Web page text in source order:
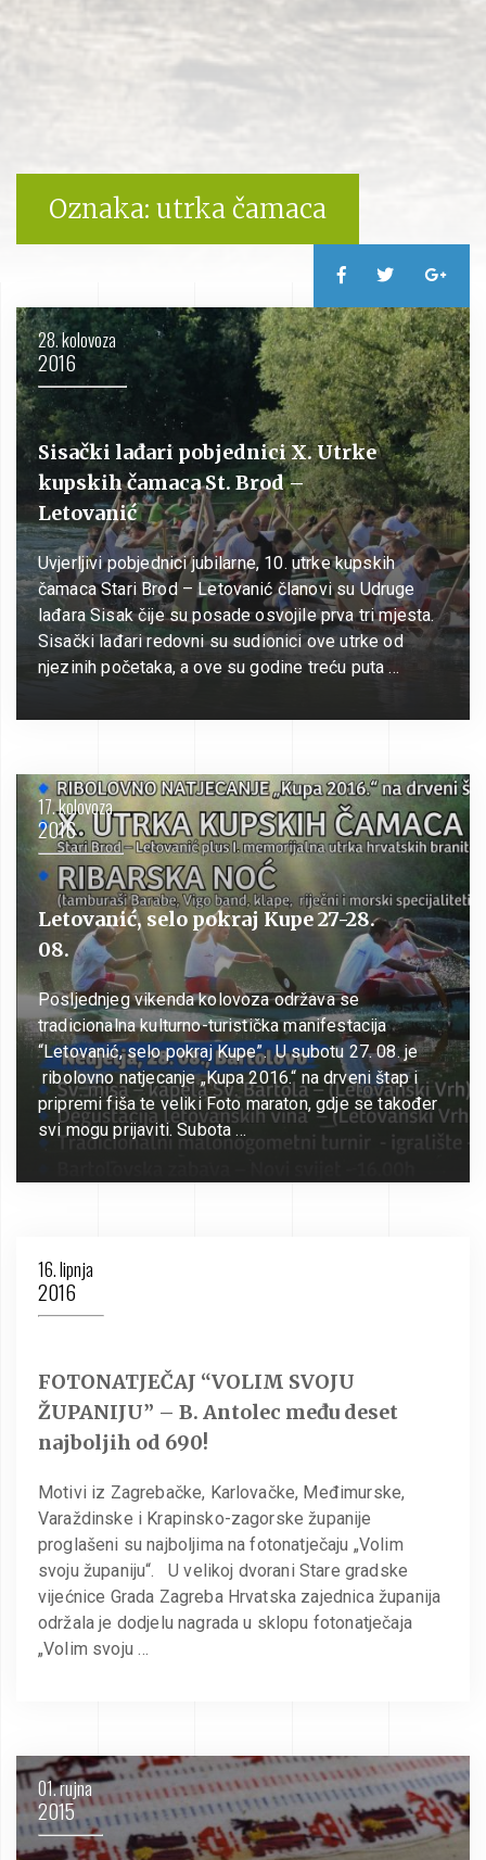
Oznaka: utrka čamaca
28. kolovoza
2016
Sisački lađari pobjednici X. Utrke
kupskih čamaca St. Brod –
Letovanić
Uvjerljivi pobjednici jubilarne, 10. utrke kupskih
čamaca Stari Brod – Letovanić članovi su Udruge
lađara Sisak čije su posade osvojile prva tri mjesta.
Sisački lađari redovni su sudionici ove utrke od
njezinih početaka, a ove su godine treću puta …
17. kolovoza
2016
Letovanić, selo pokraj Kupe 27-28.
08.
Posljednjeg vikenda kolovoza održava se
tradicionalna kulturno-turistička manifestacija
“Letovanić, selo pokraj Kupe”. U subotu 27. 08. je
ribolovno natjecanje „Kupa 2016.“ na drveni štap i
pripremi fiša te veliki Foto maraton, gdje se također
svi mogu prijaviti. Subota …
16. lipnja
2016
FOTONATJEČAJ “VOLIM SVOJU
ŽUPANIJU” – B. Antolec među deset
najboljih od 690!
Motivi iz Zagrebačke, Karlovačke, Međimurske,
Varaždinske i Krapinsko-zagorske županije
proglašeni su najboljima na fotonatječaju „Volim
svoju županiju“. U velikoj dvorani Stare gradske
vijećnice Grada Zagreba Hrvatska zajednica županija
održala je dodjelu nagrada u sklopu fotonatječaja
„Volim svoju …
01. rujna
2015